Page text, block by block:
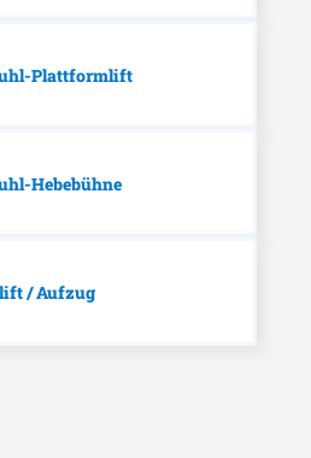
Plattformlift
Hebebühne
/ Aufzug